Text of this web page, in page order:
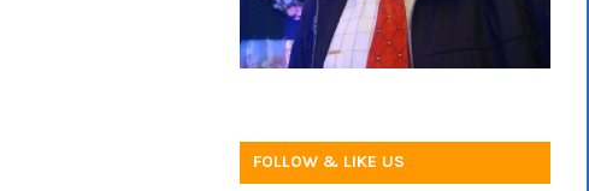
FOLLOW & LIKE US